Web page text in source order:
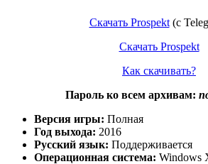
Скачать Prospekt(с
Скачать Prospekt
Как скачивать?
Пароль ко всем архивам:
Версия игры: Полная
Год выхода: 2016
Русский язык: Поддерживается
Операционная система: Windows